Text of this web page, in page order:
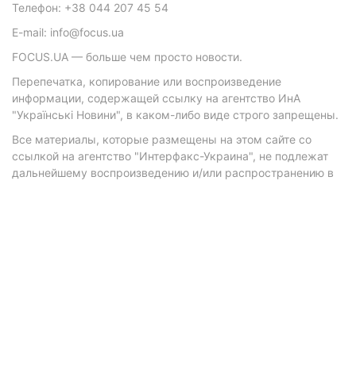
Телефон: +38 044 207 45 54
E-mail: info@focus.ua
FOCUS.UA — больше чем просто новости.
Перепечатка, копирование или воспроизведение
информации, содержащей ссылку на агентство ИнА
"Українські Новини", в каком-либо виде строго запрещены.
Все материалы, которые размещены на этом сайте со
ссылкой на агентство "Интерфакс-Украина", не подлежат
дальнейшему воспроизведению и/или распространению в